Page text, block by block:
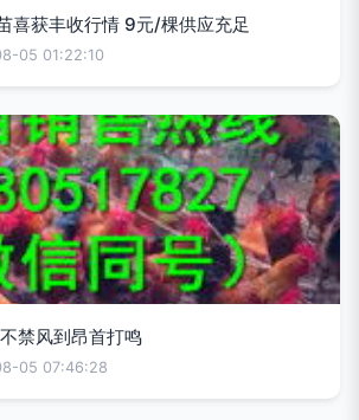
喜获丰收行情 9元/棵供应充足
05 01:22:10
禁风到昂首打鸣
05 07:46:28